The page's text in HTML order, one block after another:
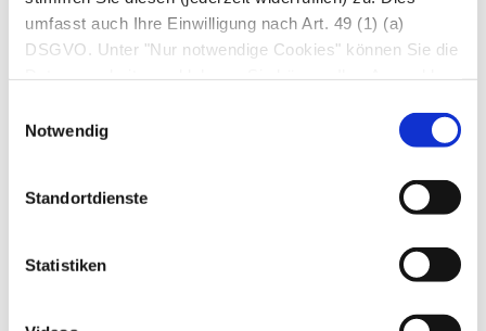
umfasst auch Ihre Einwilligung nach Art. 49 (1) (a)
DSGVO. Unter "Nur notwendige Cookies" können Sie die
Notwendig
Standortdienste
Statistiken
Tauchen
Autor*innen